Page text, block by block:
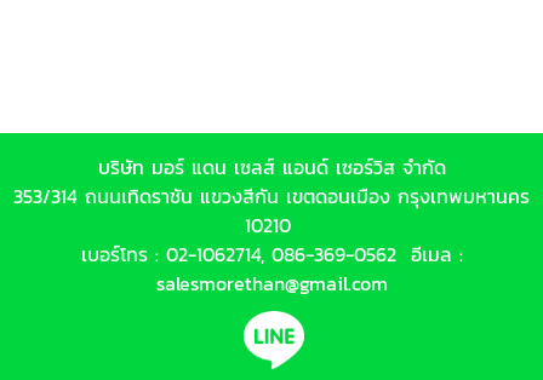
บริษัท มอร์ แดน เซลส์ แอนด์ เซอร์วิส จำกัด
353/314 ถนนเทิดราชัน แขวงสีกัน เขตดอนเมือง กรุงเทพมหานคร
10210
เบอร์โทร : 02-1062714, 086-369-0562 อีเมล :
salesmorethan@gmail.com